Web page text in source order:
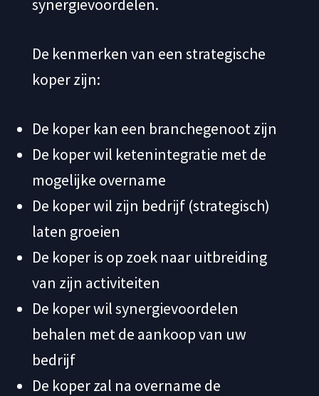
synergievoordelen.
De kenmerken van een strategische
koper zijn:
De koper kan een branchegenoot zijn
De koper wil ketenintegratie met de
mogelijke overname
De koper wil zijn bedrijf (strategisch)
laten groeien
De koper is op zoek naar uitbreiding
van zijn activiteiten
De koper wil synergievoordelen
behalen met de aankoop van uw
bedrijf
De koper zal na overname de